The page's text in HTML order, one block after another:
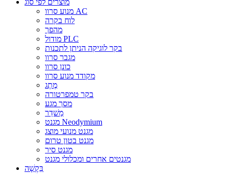
מוצרים לפי סוג
מנוע סרוו AC
לוח בקרה
מהפך
מודול PLC
בקר לוגיקה הניתן לתכנות
מגבר סרוו
כונן סרוו
מקודד מנוע סרוו
מֶתֶג
בקר טמפרטורה
מסך מגע
מַשׁדֵר
מגנט Neodymium
מגנט מנועי מוצג
מגנט בטון טרום
מגנט סיר
מגנטים אחרים ומכלולי מגנט
בַּקָשָׁה